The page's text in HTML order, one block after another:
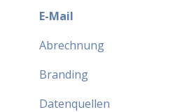
E-Mail
Abrechnung
Branding
Datenquellen